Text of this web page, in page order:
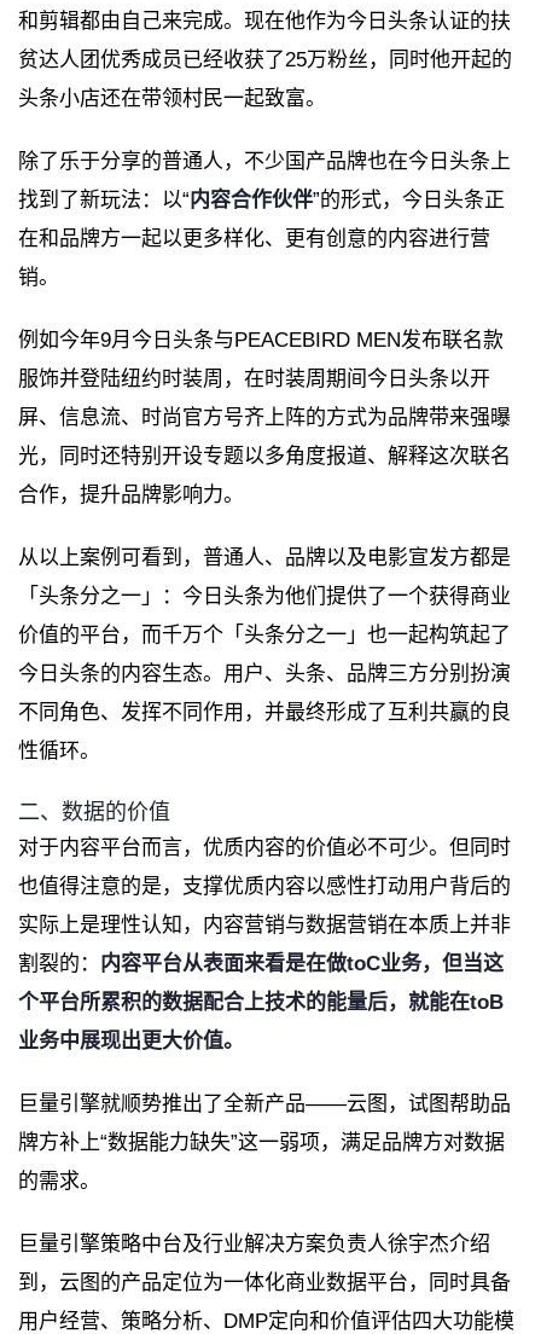
和剪辑都由自己来完成。现在他作为今日头条认证的扶
贫达人团优秀成员已经收获了25万粉丝，同时他开起的
头条小店还在带领村民一起致富。
除了乐于分享的普通人，不少国产品牌也在今日头条上
找到了新玩法：以“内容合作伙伴”的形式，今日头条正
在和品牌方一起以更多样化、更有创意的内容进行营
销。
例如今年9月今日头条与PEACEBIRD MEN发布联名款
服饰并登陆纽约时装周，在时装周期间今日头条以开
屏、信息流、时尚官方号齐上阵的方式为品牌带来强曝
光，同时还特别开设专题以多角度报道、解释这次联名
合作，提升品牌影响力。
从以上案例可看到，普通人、品牌以及电影宣发方都是
「头条分之一」：今日头条为他们提供了一个获得商业
价值的平台，而千万个「头条分之一」也一起构筑起了
今日头条的内容生态。用户、头条、品牌三方分别扮演
不同角色、发挥不同作用，并最终形成了互利共赢的良
性循环。
二、数据的价值
对于内容平台而言，优质内容的价值必不可少。但同时
也值得注意的是，支撑优质内容以感性打动用户背后的
实际上是理性认知，内容营销与数据营销在本质上并非
割裂的：
内容平台从表面来看是在做toC业务，但当这
个平台所累积的数据配合上技术的能量后，就能在toB
业务中展现出更大价值。
巨量引擎就顺势推出了全新产品——云图，试图帮助品
牌方补上“数据能力缺失”这一弱项，满足品牌方对数据
的需求。
巨量引擎策略中台及行业解决方案负责人徐宇杰介绍
到，云图的产品定位为一体化商业数据平台，同时具备
用户经营、策略分析、DMP定向和价值评估四大功能模